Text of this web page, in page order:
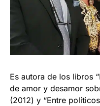
Es autora de los libros
de amor y desamor
(2012) y “Entre